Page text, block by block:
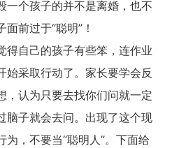
一个孩子的并不是离婚，也不
前过于“聪明”！
自己的孩子有些笨，连作业
始采取行动了。家长要学会反
，认为只要去找你们问就一定
脑子就会去问。出现了这个现
，不要当“聪明人”。下面给